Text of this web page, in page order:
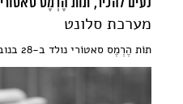
נעים להכיר, תוֹת הֶרְמֶס סאטוֹרי
מערכת סלונט
תוֹת הֶרְמֶס סאטוֹרי נולד ב-28 בנובמבר, 1970. הוא משורר, עורך, אמן,...